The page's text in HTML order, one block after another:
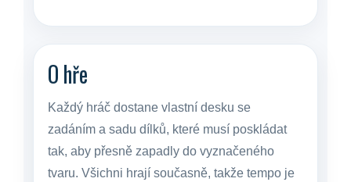
O hře
Každý hráč dostane vlastní desku se
zadáním a sadu dílků, které musí poskládat
tak, aby přesně zapadly do vyznačeného
tvaru. Všichni hrají současně, takže tempo je